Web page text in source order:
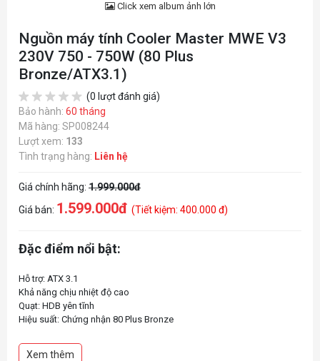
Click xem album ảnh lớn
Nguồn máy tính Cooler Master MWE V3
230V 750 - 750W (80 Plus
Bronze/ATX3.1)
(0 lượt đánh giá)
Bảo hành: 60 tháng
Mã hàng: SP008244
Lượt xem: 133
Tình trạng hàng: Liên hệ
Giá chính hãng: 1.999.000đ
Giá bán: 1.599.000đ (Tiết kiệm: 400.000 đ)
Đặc điểm nổi bật:
Hỗ trợ: ATX 3.1
Khả năng chịu nhiệt độ cao
Quạt: HDB yên tĩnh
Hiệu suất: Chứng nhận 80 Plus Bronze
Xem thêm